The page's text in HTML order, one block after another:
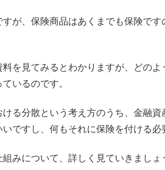
すが、保険商品はあくまでも保険で
料を見てみるとわかりますが、どの
いるのです。
ける分散という考え方のうち、金融
いですし、何もそれに保険を付ける
組みについて、詳しく見ていきましょ